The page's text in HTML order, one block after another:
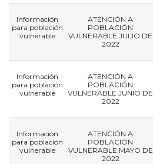
Información
para población
vulnerable
ATENCIÓN A
POBLACIÓN
VULNERABLE JULIO DE
2022
Información
para población
vulnerable
ATENCIÓN A
POBLACIÓN
VULNERABLE JUNIO DE
2022
Información
para población
vulnerable
ATENCIÓN A
POBLACIÓN
VULNERABLE MAYO DE
2022